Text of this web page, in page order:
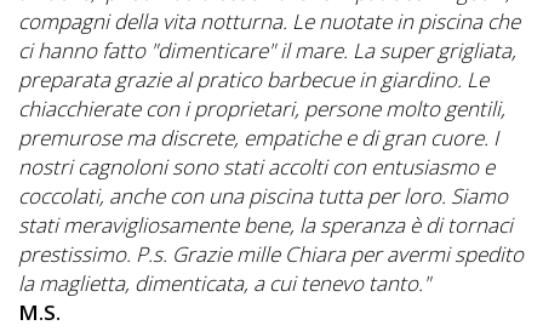
Lavora
con
Noi
Inserisci
Attività
Accedi
compagni della vita notturna. Le nuotate in piscina che
ci hanno fatto "dimenticare" il mare. La super grigliata,
preparata grazie al pratico barbecue in giardino. Le
chiacchierate con i proprietari, persone molto gentili,
premurose ma discrete, empatiche e di gran cuore. I
nostri cagnoloni sono stati accolti con entusiasmo e
coccolati, anche con una piscina tutta per loro. Siamo
stati meravigliosamente bene, la speranza è di tornaci
prestissimo. P.s. Grazie mille Chiara per avermi spedito
la maglietta, dimenticata, a cui tenevo tanto."
M.S.